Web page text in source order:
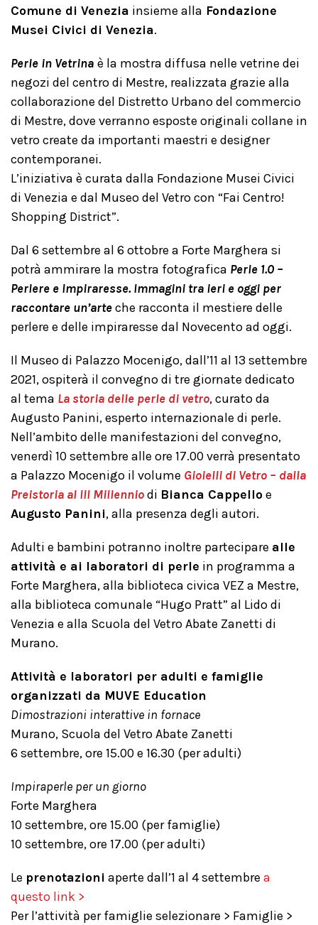
Comune di Venezia insieme alla Fondazione
Musei Civici di Venezia.
Perle in Vetrina è la mostra diffusa nelle vetrine dei
negozi del centro di Mestre, realizzata grazie alla
collaborazione del Distretto Urbano del commercio
di Mestre, dove verranno esposte originali collane in
vetro create da importanti maestri e designer
contemporanei.
L’iniziativa è curata dalla Fondazione Musei Civici
di Venezia e dal Museo del Vetro con “Fai Centro!
Shopping District”.
Dal 6 settembre al 6 ottobre a Forte Marghera si
potrà ammirare la mostra fotografica Perle 1.0 –
Perlere e Impiraresse. Immagini tra ieri e oggi per
raccontare un’arteche racconta il mestiere delle
perlere e delle impiraresse dal Novecento ad oggi.
Il Museo di Palazzo Mocenigo, dall’11 al 13 settembre
2021, ospiterà il convegno di tre giornate dedicato
al tema La storia delle perle di vetro, curato da
Augusto Panini, esperto internazionale di perle.
Nell’ambito delle manifestazioni del convegno,
venerdì 10 settembre alle ore 17.00 verrà presentato
a Palazzo Mocenigo il volume Gioielli di Vetro – dalla
Preistoria al III Millenniodi Bianca Cappelloe
Augusto Panini, alla presenza degli autori.
Adulti e bambini potranno inoltre partecipare alle
attività e ai laboratori di perle in programma a
Forte Marghera, alla biblioteca civica VEZ a Mestre,
alla biblioteca comunale “Hugo Pratt” al Lido di
Venezia e alla Scuola del Vetro Abate Zanetti di
Murano.
Attività e laboratori per adulti e famiglie
organizzati da MUVE Education
Dimostrazioni interattive in fornace
Murano, Scuola del Vetro Abate Zanetti
6 settembre, ore 15.00 e 16.30 (per adulti)
Impiraperle per un giorno
Forte Marghera
10 settembre, ore 15.00 (per famiglie)
10 settembre, ore 17.00 (per adulti)
Le prenotazioni aperte dall’1 al 4 settembre a
questo link >
Per l’attività per famiglie selezionare > Famiglie >